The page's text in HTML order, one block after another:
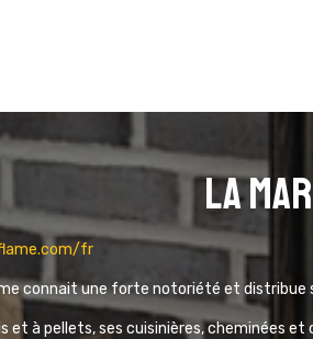
La
fr
connait une forte notoriété et distribue
et à pellets, ses cuisinières, cheminées